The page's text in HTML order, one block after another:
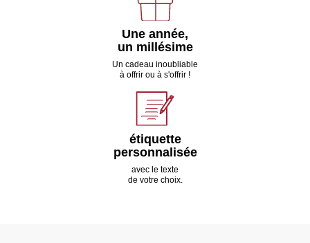
Une année,
un millésime
Un cadeau inoubliable
à offrir ou à s'offrir !
étiquette
personnalisée
avec le texte
de votre choix.